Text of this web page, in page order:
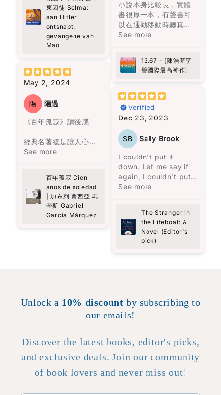
critical perspective.
Despite this, the book
is a valuable read for
those interested in
the dynamics of
interrelationships,
and their thought
processes.
surviving the horrors
of both Hitler's and
Mao's regimes, is a
testament to the
human spirit's ability
What struck me most
was Selma's choice
opportunity to
escape, and her
unwavering
persevere. Through
Carolijn Visser's vivid
there with Selma,
experiencing her
struggles and
triumphs firsthand.
This book is a
東囚徒 Selma:
aan Hitler
ontsnapt,
gevangene van
Mao
May 2, 2024
陽 陽過
《百年孤寂》讀後感
經典名著總是讓人心生
敬畏，因為害怕讀不懂
一些書評，大致了解這
是與拉丁美洲的歷史有
關，而許多人建議閱讀
前準備好紙筆，因為人
名複雜又相似，很難記
See more
百年孤寂 Cien
años de soledad
| 加布列‧賈西亞‧馬
奎斯 Gabriel
García Márquez
小說本身比較長，實體
書很厚一本，有聲書可
以在通勸移動時聽真的
很方面。故事本身相當
者的表達亦另故事更精
彩。
See more
13.67 - [陳浩基享
譽國際最高神作]
Verified
Dec 23, 2023
SB Sally Brook
I couldn't put it
down. Let me say if
again, I couldn't put
it down.
about the story the
better. You get all
you need to know
from the book
story. Highly, highly
recommended!
See more
The Stranger in
the Lifeboat: A
Novel (Editor's
pick)
Unlock a 10% discount by subscribing to
our emails!
Discover the latest books, editor's picks,
and exclusive deals. Join our community
of book lovers and never miss out!